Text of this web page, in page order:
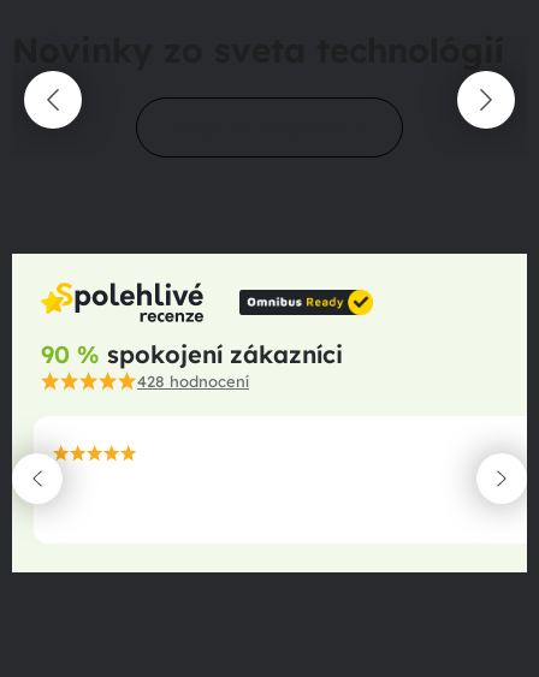
90 % spokojení zákazníci
428 hodnocení
maximální spokojenost
22.06.2025